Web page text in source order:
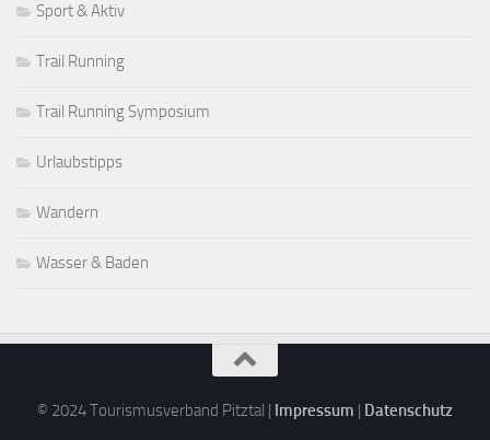
Sport & Aktiv
Trail Running
Trail Running Symposium
Urlaubstipps
Wandern
Wasser & Baden
© 2024 Tourismusverband Pitztal | Impressum Datenschutz